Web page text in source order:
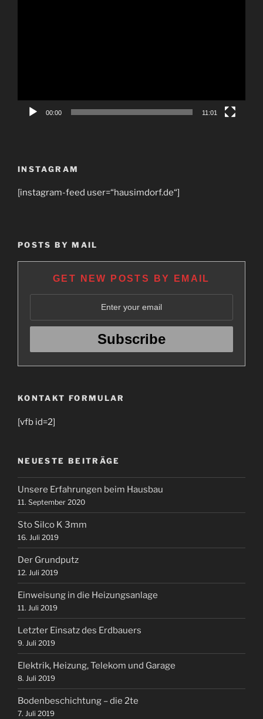
00:00 11:01
INSTAGRAM
[instagram-feed user=“hausimdorf.de“]
POSTS BY MAIL
GET NEW POSTS BY EMAIL
KONTAKT FORMULAR
[vfb id=2]
NEUESTE BEITRÄGE
Unsere Erfahrungen beim Hausbau
11. September 2020
Sto Silco K 3mm
16. Juli 2019
Der Grundputz
12. Juli 2019
Einweisung in die Heizungsanlage
11. Juli 2019
Letzter Einsatz des Erdbauers
9. Juli 2019
Elektrik, Heizung, Telekom und Garage
8. Juli 2019
Bodenbeschichtung – die 2te
7. Juli 2019